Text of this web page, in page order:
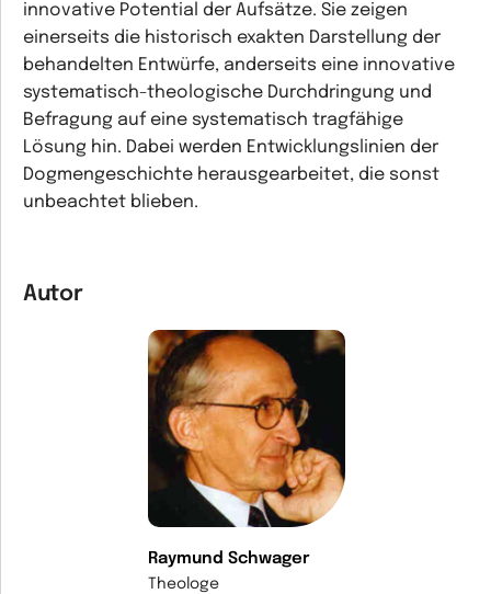
innovative Potential der Aufsätze. Sie zeigen
einerseits die historisch exakten Darstellung der
behandelten Entwürfe, anderseits eine innovative
systematisch-theologische Durchdringung und
Befragung auf eine systematisch tragfähige
Lösung hin. Dabei werden Entwicklungslinien der
Dogmengeschichte herausgearbeitet, die sonst
unbeachtet blieben.
Autor
Raymund Schwager
Theologe